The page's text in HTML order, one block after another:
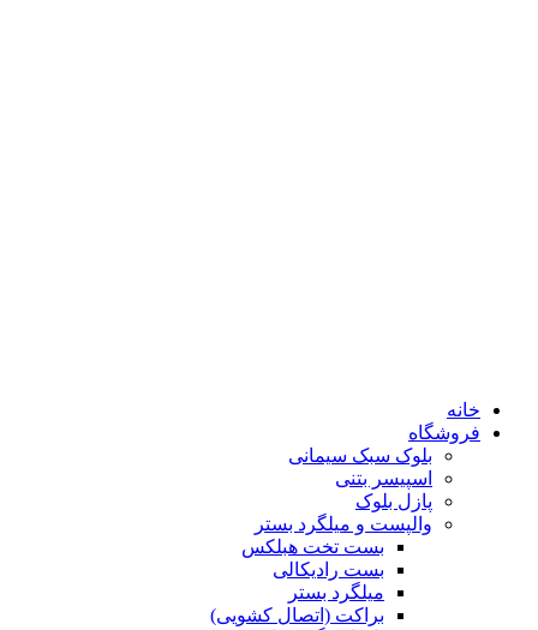
خانه
فروشگاه
بلوک سبک سیمانی
اسپیسر بتنی
پازل بلوک
والپست و میلگرد بستر
بست تخت هبلکس
بست رادیکالی
میلگرد بستر
براکت (اتصال کشویی)